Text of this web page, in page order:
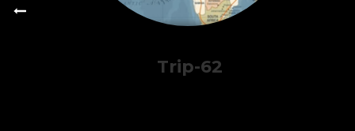
Trip-62